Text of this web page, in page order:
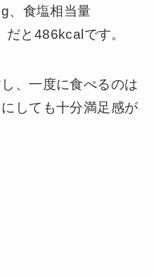
、食塩相当量
と486kcalです。
、一度に食べるのは
しても十分満足感が